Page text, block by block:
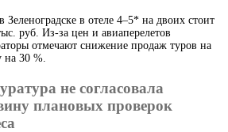
Зеленоградске в отеле 4–5* на двоих стоит
руб. Из-за цен и авиаперелетов
отмечают снижение продаж туров на
на 30 %.
не согласовала
плановых проверок